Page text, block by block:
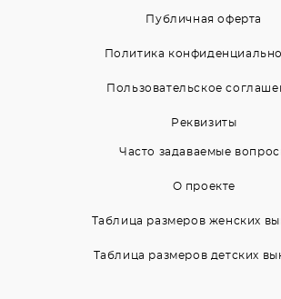
Публичная оферта
Политика
Пользовательское
Реквизиты
Часто задаваемые
О проекте
Таблица размеров женских
Таблица размеров детских